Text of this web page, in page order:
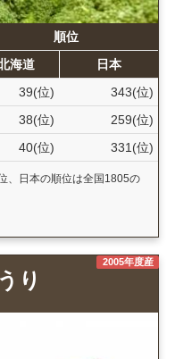
順位
海道
日本
39(位)
343(位)
38(位)
259(位)
40(位) 331(位)
、日本の順位は全国1805の
2005年度産
り